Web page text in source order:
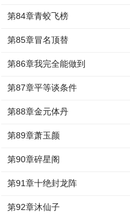
第84章青蛟飞榜
第85章冒名顶替
第86章我完全能做到
第87章平等谈条件
第88章金元体丹
第89章萧玉颜
第90章碎星阁
第91章十绝封龙阵
第92章沐仙子